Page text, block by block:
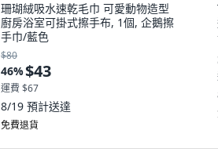
珊瑚絨吸水速乾毛巾 可愛動物造型
廚房浴室可掛式擦手布, 1個, 企鵝擦
手巾/藍色
$80
46%$43
運費 $67
8/19 預計送達
免費退貨